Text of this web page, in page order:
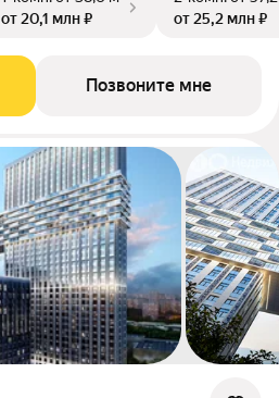
от 20,1 млн ₽
от 25,2 млн ₽
Позвоните мне